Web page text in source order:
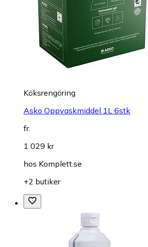
Köksrengöring
Asko Oppvaskmiddel 1L 6stk
fr.
1 029 kr
hos Komplett.se
+2 butiker